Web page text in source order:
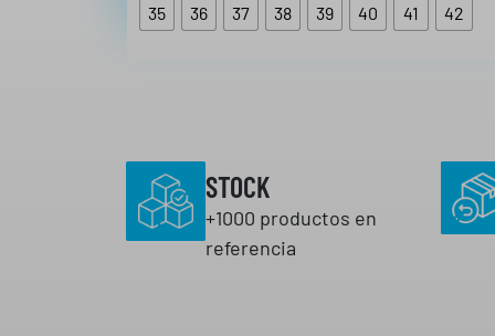
35 36 37 38 39 40 41 42
STOCK
+1000 productos en
referencia